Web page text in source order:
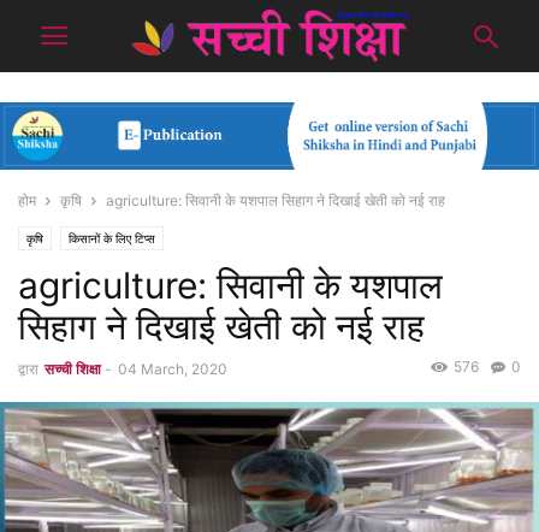
होम कृषि agriculture: सिवानी के यशपाल सिहाग ने दिखाई खेती को नई राह
कृषि किसानों के लिए टिप्स
agriculture: सिवानी के यशपाल
सिहाग ने दिखाई खेती को नई राह
द्वारा सच्ची शिक्षा - 04 March, 2020 0
576